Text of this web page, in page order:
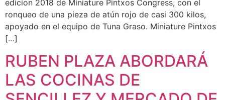
edicion 2018 de Miniature Pintxos Congress, con el
ronqueo de una pieza de atún rojo de casi 300 kilos,
apoyado en el equipo de Tuna Graso. Miniature Pintxos
[…]
RUBEN PLAZA ABORDARÁ
LAS COCINAS DE